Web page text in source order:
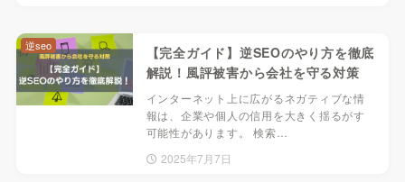
【完全ガイド】逆SEOのやり方を徹底
解説！風評被害から会社を守る対策
インターネット上に広がるネガティブな情
報は、企業や個人の信用を大きく揺るがす
可能性があります。 検索…
2025年7月7日
逆seo